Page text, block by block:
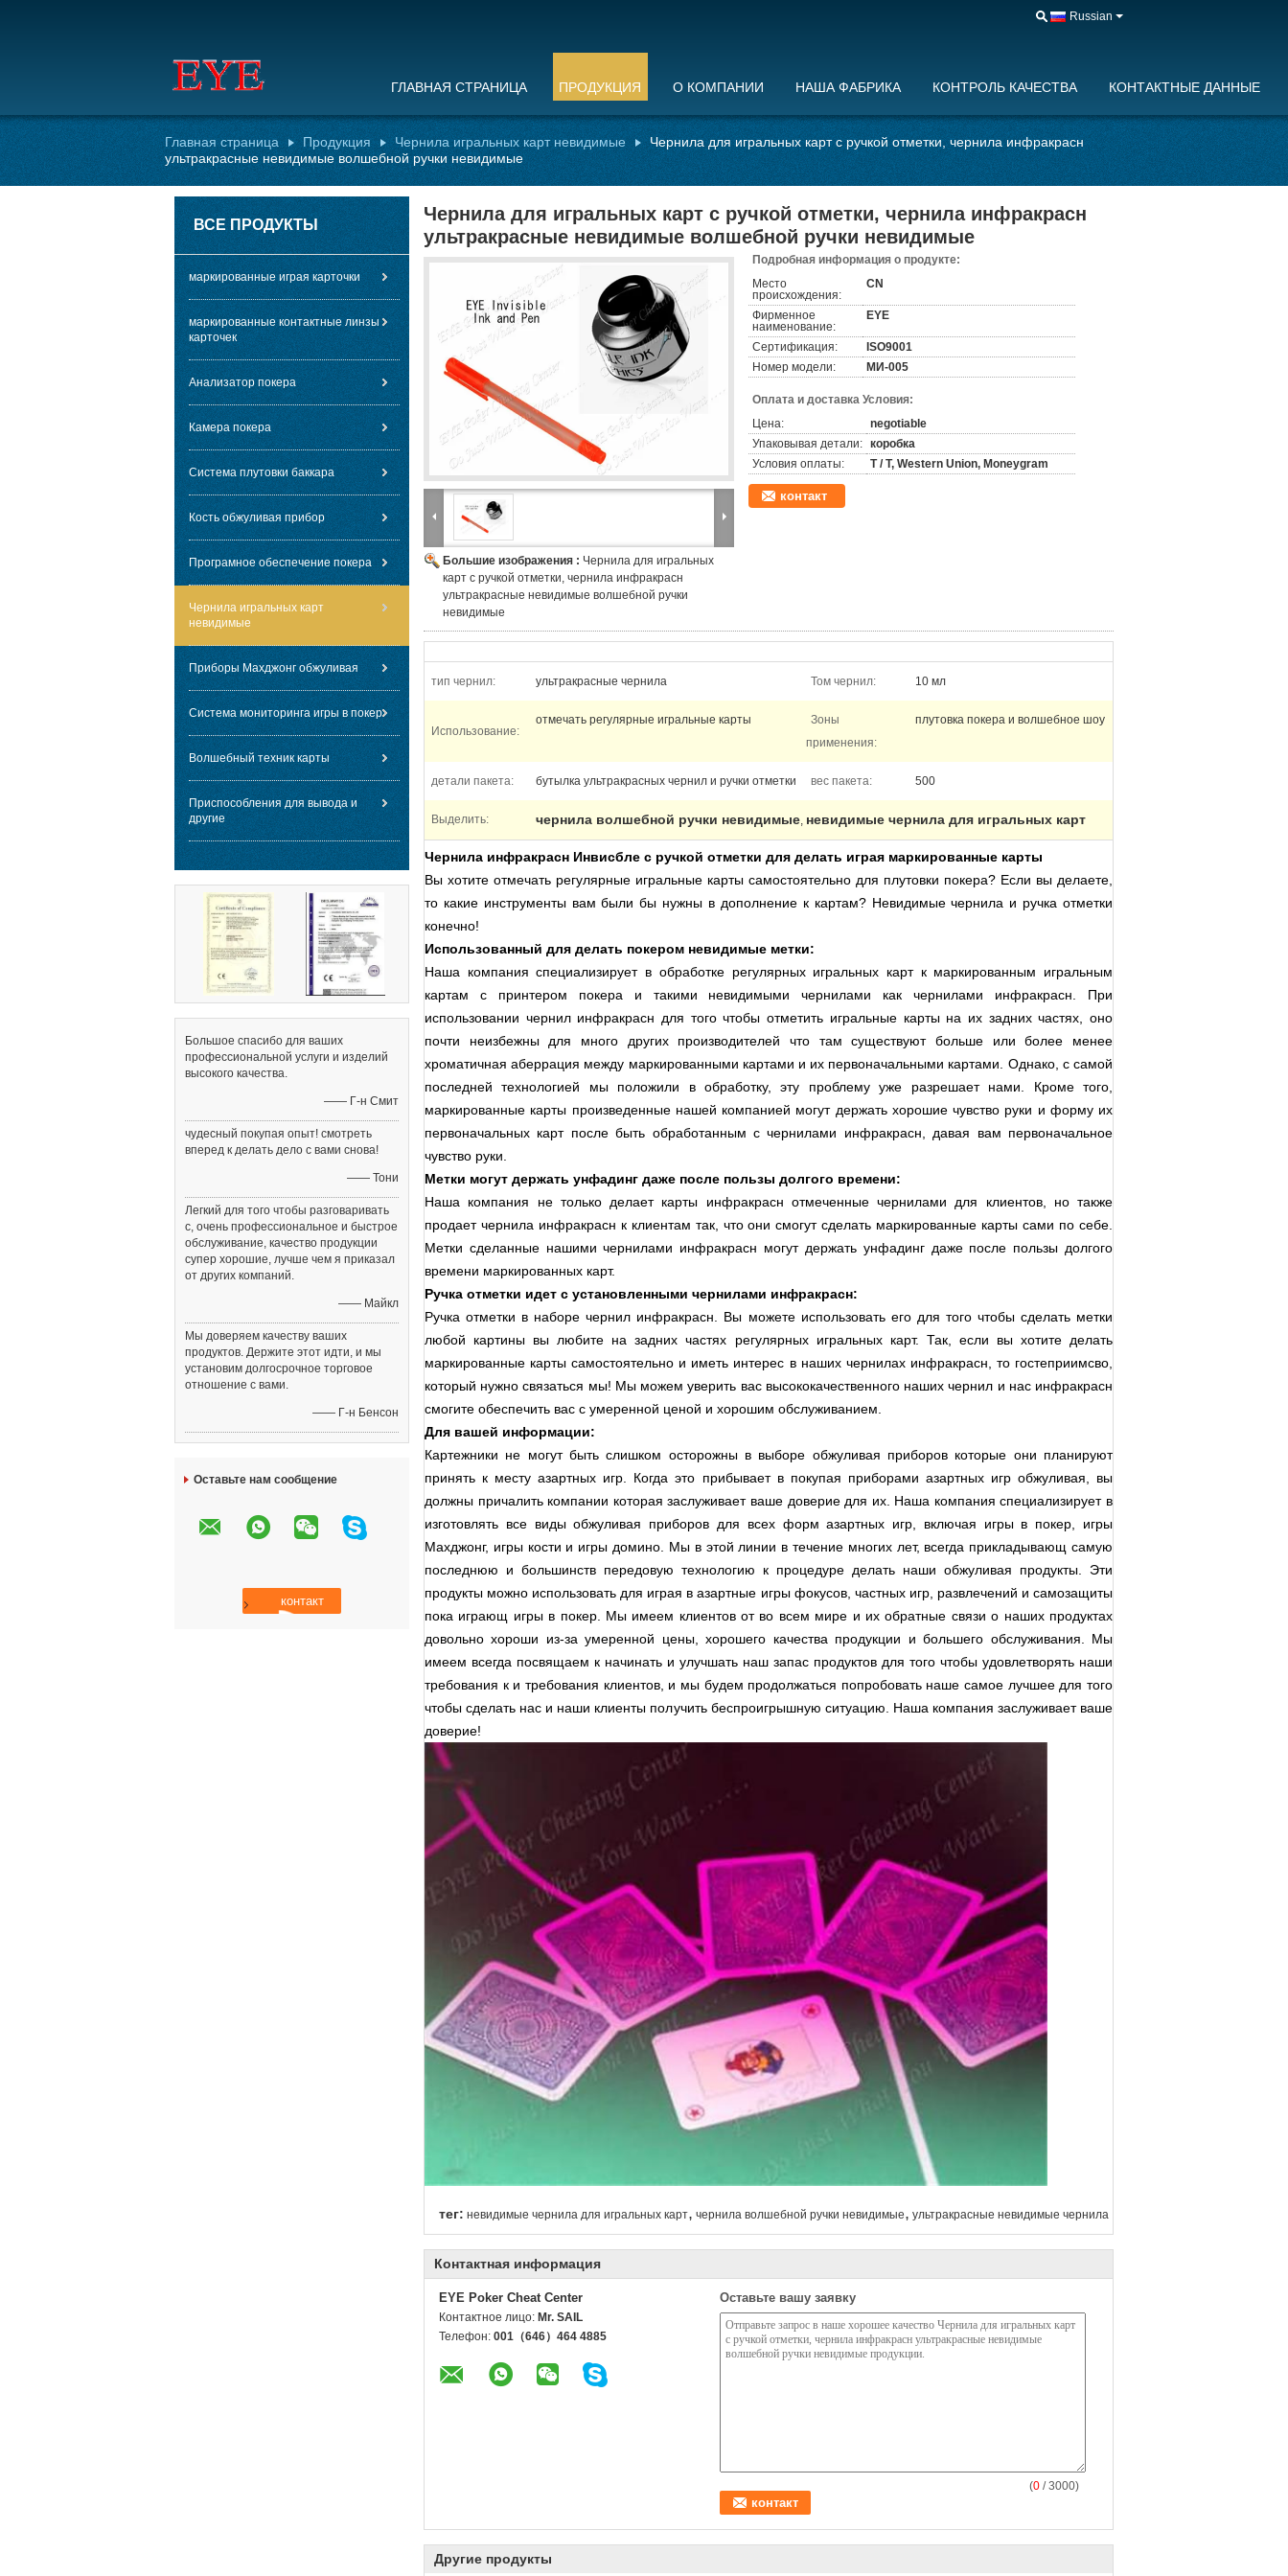
Russian
ГЛАВНАЯ СТРАНИЦА ПРОДУКЦИЯ О КОМПАНИИ НАША ФАБРИКА КОНТРОЛЬ КАЧЕСТВА КОНТАКТНЫЕ ДАННЫЕ
Главная страница Продукция Чернила игральных карт невидимые
Чернила для игральных карт с ручкой отметки, чернила инфракрасн
ультракрасные невидимые волшебной ручки невидимые
ВСЕ ПРОДУКТЫ
маркированные играя карточки
маркированные контактные линзы
карточек
Анализатор покера
Камера покера
Система плутовки баккара
Кость обжуливая прибор
Програмное обеспечение покера
Чернила игральных карт
невидимые
Приборы Махджонг обжуливая
Система мониторинга игры в покер
Волшебный техник карты
Приспособления для вывода и
другие
Большое спасибо для ваших
профессиональной услуги и изделий
высокого качества.
—— Г-н Смит
чудесный покупая опыт! смотреть
вперед к делать дело с вами снова!
—— Тони
Легкий для того чтобы разговаривать
с, очень профессиональное и быстрое
обслуживание, качество продукции
супер хорошие, лучше чем я приказал
от других компаний.
—— Майкл
Мы доверяем качеству ваших
продуктов. Держите этот идти, и мы
установим долгосрочное торговое
отношение с вами.
—— Г-н Бенсон
Оставьте нам сообщение
Чернила для игральных карт с ручкой отметки, чернила инфракрасн
ультракрасные невидимые волшебной ручки невидимые
Большие изображения : Чернила для игральных
карт с ручкой отметки, чернила инфракрасн
ультракрасные невидимые волшебной ручки
невидимые
Подробная информация о продукте:
Место
происхождения:
CN
Фирменное
наименование:
EYE
Сертификация:
ISO9001
Номер модели:
МИ-005
Оплата и доставка Условия:
Цена:
negotiable
Упаковывая детали: коробка
Условия оплаты:
T / T, Western Union, Moneygram
контакт
тип чернил: ультракрасные чернила Том чернил: 10 мл
Использование:
отмечать регулярные игральные карты
Зоны
применения:
плутовка покера и волшебное шоу
детали пакета: бутылка ультракрасных чернил и ручки отметки вес пакета: 500
Выделить: чернила волшебной ручки невидимые, невидимые чернила для игральных карт
Чернила инфракрасн Инвисбле с ручкой отметки для делать играя маркированные карты
Вы хотите отмечать регулярные игральные карты самостоятельно для плутовки покера? Если вы делаете,
то какие инструменты вам были бы нужны в дополнение к картам? Невидимые чернила и ручка отметки
конечно!
Использованный для делать покером невидимые метки:
Наша компания специализирует в обработке регулярных игральных карт к маркированным игральным
картам с принтером покера и такими невидимыми чернилами как чернилами инфракрасн. При
использовании чернил инфракрасн для того чтобы отметить игральные карты на их задних частях, оно
почти неизбежны для много других производителей что там существуют больше или более менее
хроматичная аберрация между маркированными картами и их первоначальными картами. Однако, с самой
последней технологией мы положили в обработку, эту проблему уже разрешает нами. Кроме того,
маркированные карты произведенные нашей компанией могут держать хорошие чувство руки и форму их
первоначальных карт после быть обработанным с чернилами инфракрасн, давая вам первоначальное
чувство руки.
Метки могут держать унфадинг даже после пользы долгого времени:
Наша компания не только делает карты инфракрасн отмеченные чернилами для клиентов, но также
продает чернила инфракрасн к клиентам так, что они смогут сделать маркированные карты сами по себе.
Метки сделанные нашими чернилами инфракрасн могут держать унфадинг даже после пользы долгого
времени маркированных карт.
Ручка отметки идет с установленными чернилами инфракрасн:
Ручка отметки в наборе чернил инфракрасн. Вы можете использовать его для того чтобы сделать метки
любой картины вы любите на задних частях регулярных игральных карт. Так, если вы хотите делать
маркированные карты самостоятельно и иметь интерес в наших чернилах инфракрасн, то гостеприимсво,
который нужно связаться мы! Мы можем уверить вас высококачественного наших чернил и нас инфракрасн
смогите обеспечить вас с умеренной ценой и хорошим обслуживанием.
Для вашей информации:
Картежники не могут быть слишком осторожны в выборе обжуливая приборов которые они планируют
принять к месту азартных игр. Когда это прибывает в покупая приборами азартных игр обжуливая, вы
должны причалить компании которая заслуживает ваше доверие для их. Наша компания специализирует в
изготовлять все виды обжуливая приборов для всех форм азартных игр, включая игры в покер, игры
Махджонг, игры кости и игры домино. Мы в этой линии в течение многих лет, всегда прикладывающ самую
последнюю и большинств передовую технологию к процедуре делать наши обжуливая продукты. Эти
продукты можно использовать для играя в азартные игры фокусов, частных игр, развлечений и самозащиты
пока играющ игры в покер. Мы имеем клиентов от во всем мире и их обратные связи о наших продуктах
довольно хороши из-за умеренной цены, хорошего качества продукции и большего обслуживания. Мы
имеем всегда посвящаем к начинать и улучшать наш запас продуктов для того чтобы удовлетворять наши
требования к и требования клиентов, и мы будем продолжаться попробовать наше самое лучшее для того
чтобы сделать нас и наши клиенты получить беспроигрышную ситуацию. Наша компания заслуживает ваше
доверие!
тег: невидимые чернила для игральных карт, чернила волшебной ручки невидимые, ультракрасные невидимые чернила
Контактная информация
EYE Poker Cheat Center
Контактное лицо: Mr. SAIL
Телефон: 001（646）464 4885
Оставьте вашу заявку
(0 / 3000)
Другие продукты